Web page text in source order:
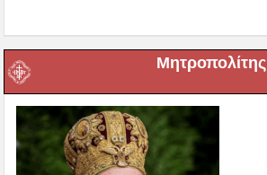
Μητροπολίτης